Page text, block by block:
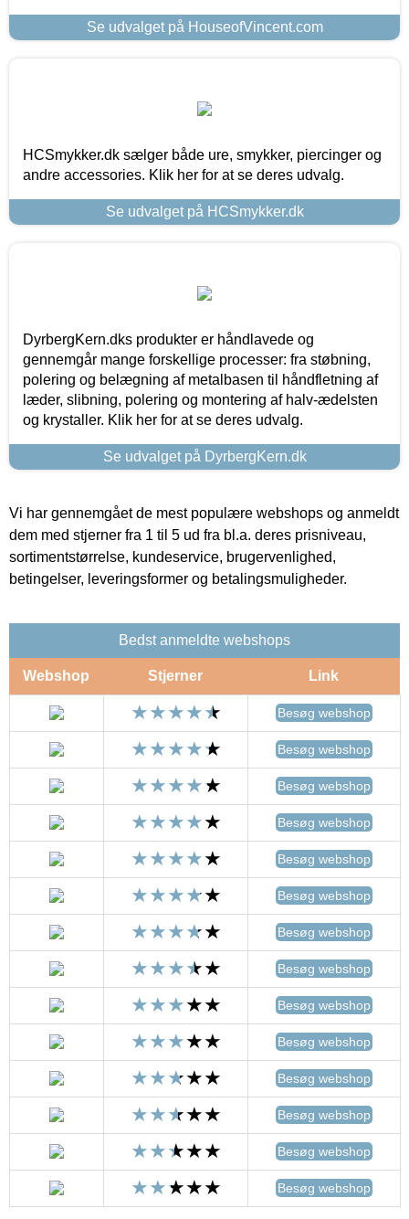
Se udvalget på HouseofVincent.com
HCSmykker.dk sælger både ure, smykker, piercinger og
andre accessories. Klik her for at se deres udvalg.
Se udvalget på HCSmykker.dk
DyrbergKern.dks produkter er håndlavede og
gennemgår mange forskellige processer: fra støbning,
polering og belægning af metalbasen til håndfletning af
læder, slibning, polering og montering af halv-ædelsten
og krystaller. Klik her for at se deres udvalg.
Se udvalget på DyrbergKern.dk
Vi har gennemgået de mest populære webshops og anmeldt
dem med stjerner fra 1 til 5 ud fra bl.a. deres prisniveau,
sortimentstørrelse, kundeservice, brugervenlighed,
betingelser, leveringsformer og betalingsmuligheder.
Bedst anmeldte webshops
Webshop Stjerner Link
Besøg webshop
Besøg webshop
Besøg webshop
Besøg webshop
Besøg webshop
Besøg webshop
Besøg webshop
Besøg webshop
Besøg webshop
Besøg webshop
Besøg webshop
Besøg webshop
Besøg webshop
Besøg webshop